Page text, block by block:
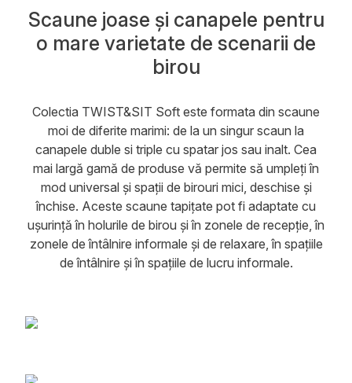
Scaune joase și canapele pentru
o mare varietate de scenarii de
birou
Colectia TWIST&SIT Soft este formata din scaune
moi de diferite marimi: de la un singur scaun la
canapele duble si triple cu spatar jos sau inalt. Cea
mai largă gamă de produse vă permite să umpleți în
mod universal și spații de birouri mici, deschise și
închise. Aceste scaune tapițate pot fi adaptate cu
ușurință în holurile de birou și în zonele de recepție, în
zonele de întâlnire informale și de relaxare, în spațiile
de întâlnire și în spațiile de lucru informale.